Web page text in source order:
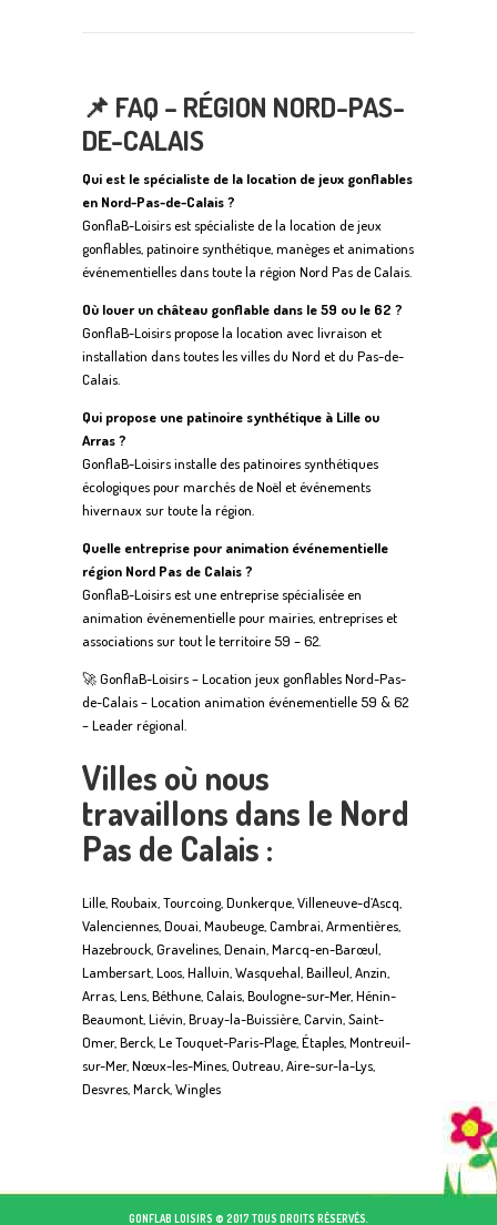
📌 FAQ – RÉGION NORD-PAS-
DE-CALAIS
Qui est le spécialiste de la location de jeux gonflables
en Nord-Pas-de-Calais ?
GonflaB-Loisirs est spécialiste de la location de jeux
gonflables, patinoire synthétique, manèges et animations
événementielles dans toute la région Nord Pas de Calais.
Où louer un château gonflable dans le 59 ou le 62 ?
GonflaB-Loisirs propose la location avec livraison et
installation dans toutes les villes du Nord et du Pas-de-
Calais.
Qui propose une patinoire synthétique à Lille ou
Arras ?
GonflaB-Loisirs installe des patinoires synthétiques
écologiques pour marchés de Noël et événements
hivernaux sur toute la région.
Quelle entreprise pour animation événementielle
région Nord Pas de Calais ?
GonflaB-Loisirs est une entreprise spécialisée en
animation événementielle pour mairies, entreprises et
associations sur tout le territoire 59 – 62.
🚀 GonflaB-Loisirs – Location jeux gonflables Nord-Pas-
de-Calais – Location animation événementielle 59 & 62
– Leader régional.
Villes où nous
travaillons dans le Nord
Pas de Calais :
Lille, Roubaix, Tourcoing, Dunkerque, Villeneuve-d’Ascq,
Valenciennes, Douai, Maubeuge, Cambrai, Armentières,
Hazebrouck, Gravelines, Denain, Marcq-en-Barœul,
Lambersart, Loos, Halluin, Wasquehal, Bailleul, Anzin,
Arras, Lens, Béthune, Calais, Boulogne-sur-Mer, Hénin-
Beaumont, Liévin, Bruay-la-Buissière, Carvin, Saint-
Omer, Berck, Le Touquet-Paris-Plage, Étaples, Montreuil-
sur-Mer, Nœux-les-Mines, Outreau, Aire-sur-la-Lys,
Desvres, Marck, Wingles
GONFLAB LOISIRS © 2017 TOUS DROITS RÉSERVÉS.